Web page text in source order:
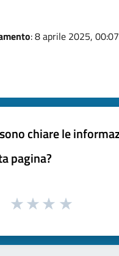
: 8 aprile 2025, 00:07
chiare le
pagina?